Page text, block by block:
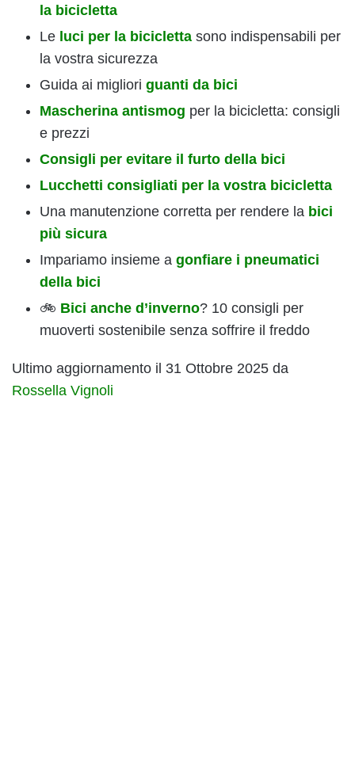
la bicicletta
Le luci per la bicicletta sono indispensabili per
la vostra sicurezza
Guida ai migliori guanti da bici
Mascherina antismog per la bicicletta: consigli
e prezzi
Consigli per evitare il furto della bici
Lucchetti consigliati per la vostra bicicletta
Una manutenzione corretta per rendere la bici
più sicura
Impariamo insieme a gonfiare i pneumatici
della bici
🚲 Bici anche d’inverno? 10 consigli per
muoverti sostenibile senza soffrire il freddo
Ultimo aggiornamento il 31 Ottobre 2025 da
Rossella Vignoli